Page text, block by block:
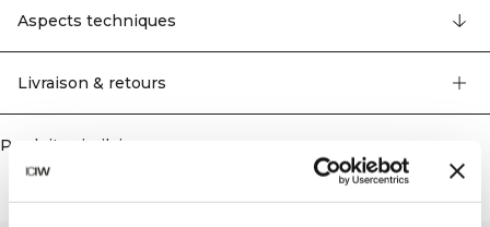
irritation, tandis que les détails en mesh offrent une respirabilité améliorée. La
construction sans couture minimise les frottements et maximise le confort. Le
tissu évacuant l'humidité vous garde au sec et concentré, tandis que les détails
des performances optimales pendant les entraînements intenses. 45%
Aspects techniques
Livraison & retours
Produits similaires